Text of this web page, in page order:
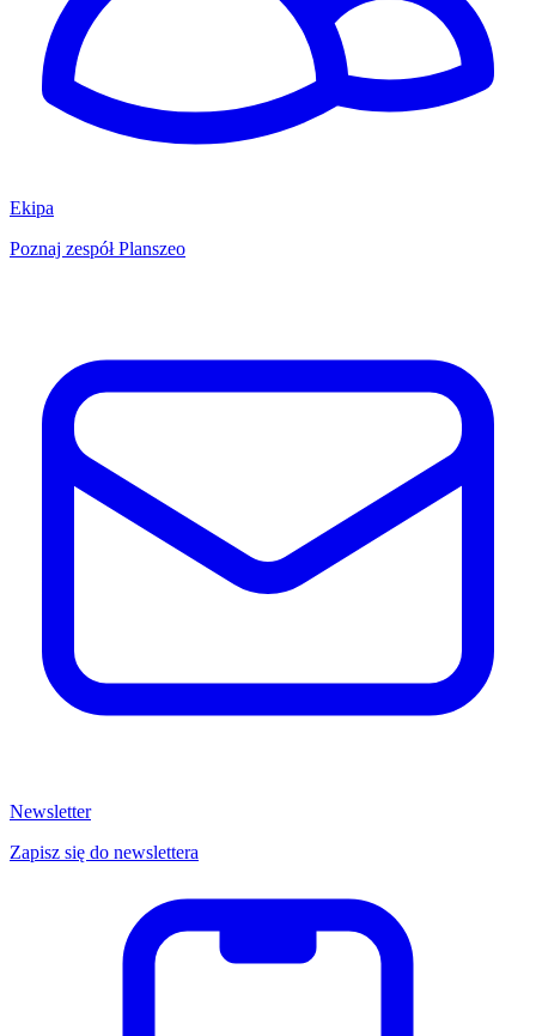
Ekipa
Poznaj zespół Planszeo
Newsletter
Zapisz się do newslettera